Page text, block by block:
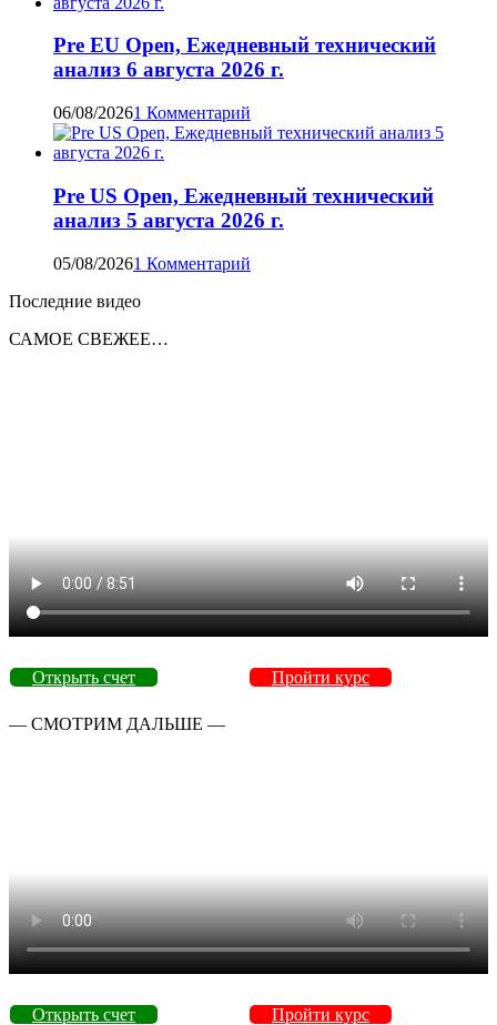
Pre EU Open, Ежедневный технический
анализ 6 августа 2026 г.
06/08/20261 Комментарий
Pre US Open, Ежедневный технический
анализ 5 августа 2026 г.
05/08/20261 Комментарий
Последние видео
САМОЕ СВЕЖЕЕ…
Открыть счет Пройти курс
— СМОТРИМ ДАЛЬШЕ —
Открыть счет Пройти курс